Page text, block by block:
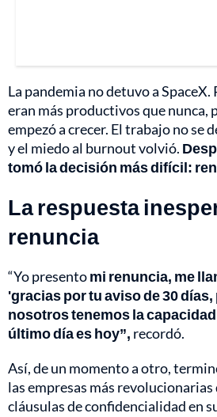
La pandemia no detuvo a
eran más productivos que nunca,
empezó a crecer. El trabajo no se
y el miedo al burnout volvió.
tomó la decisión más difícil:
La respuesta
renuncia
“Yo presentomi renuncia, me
'gracias por tu aviso de 30
nosotros tenemos la
último día es hoy”, recordó.
Así, de un momento a otro,
las empresas más
cláusulas de confidencialidad en